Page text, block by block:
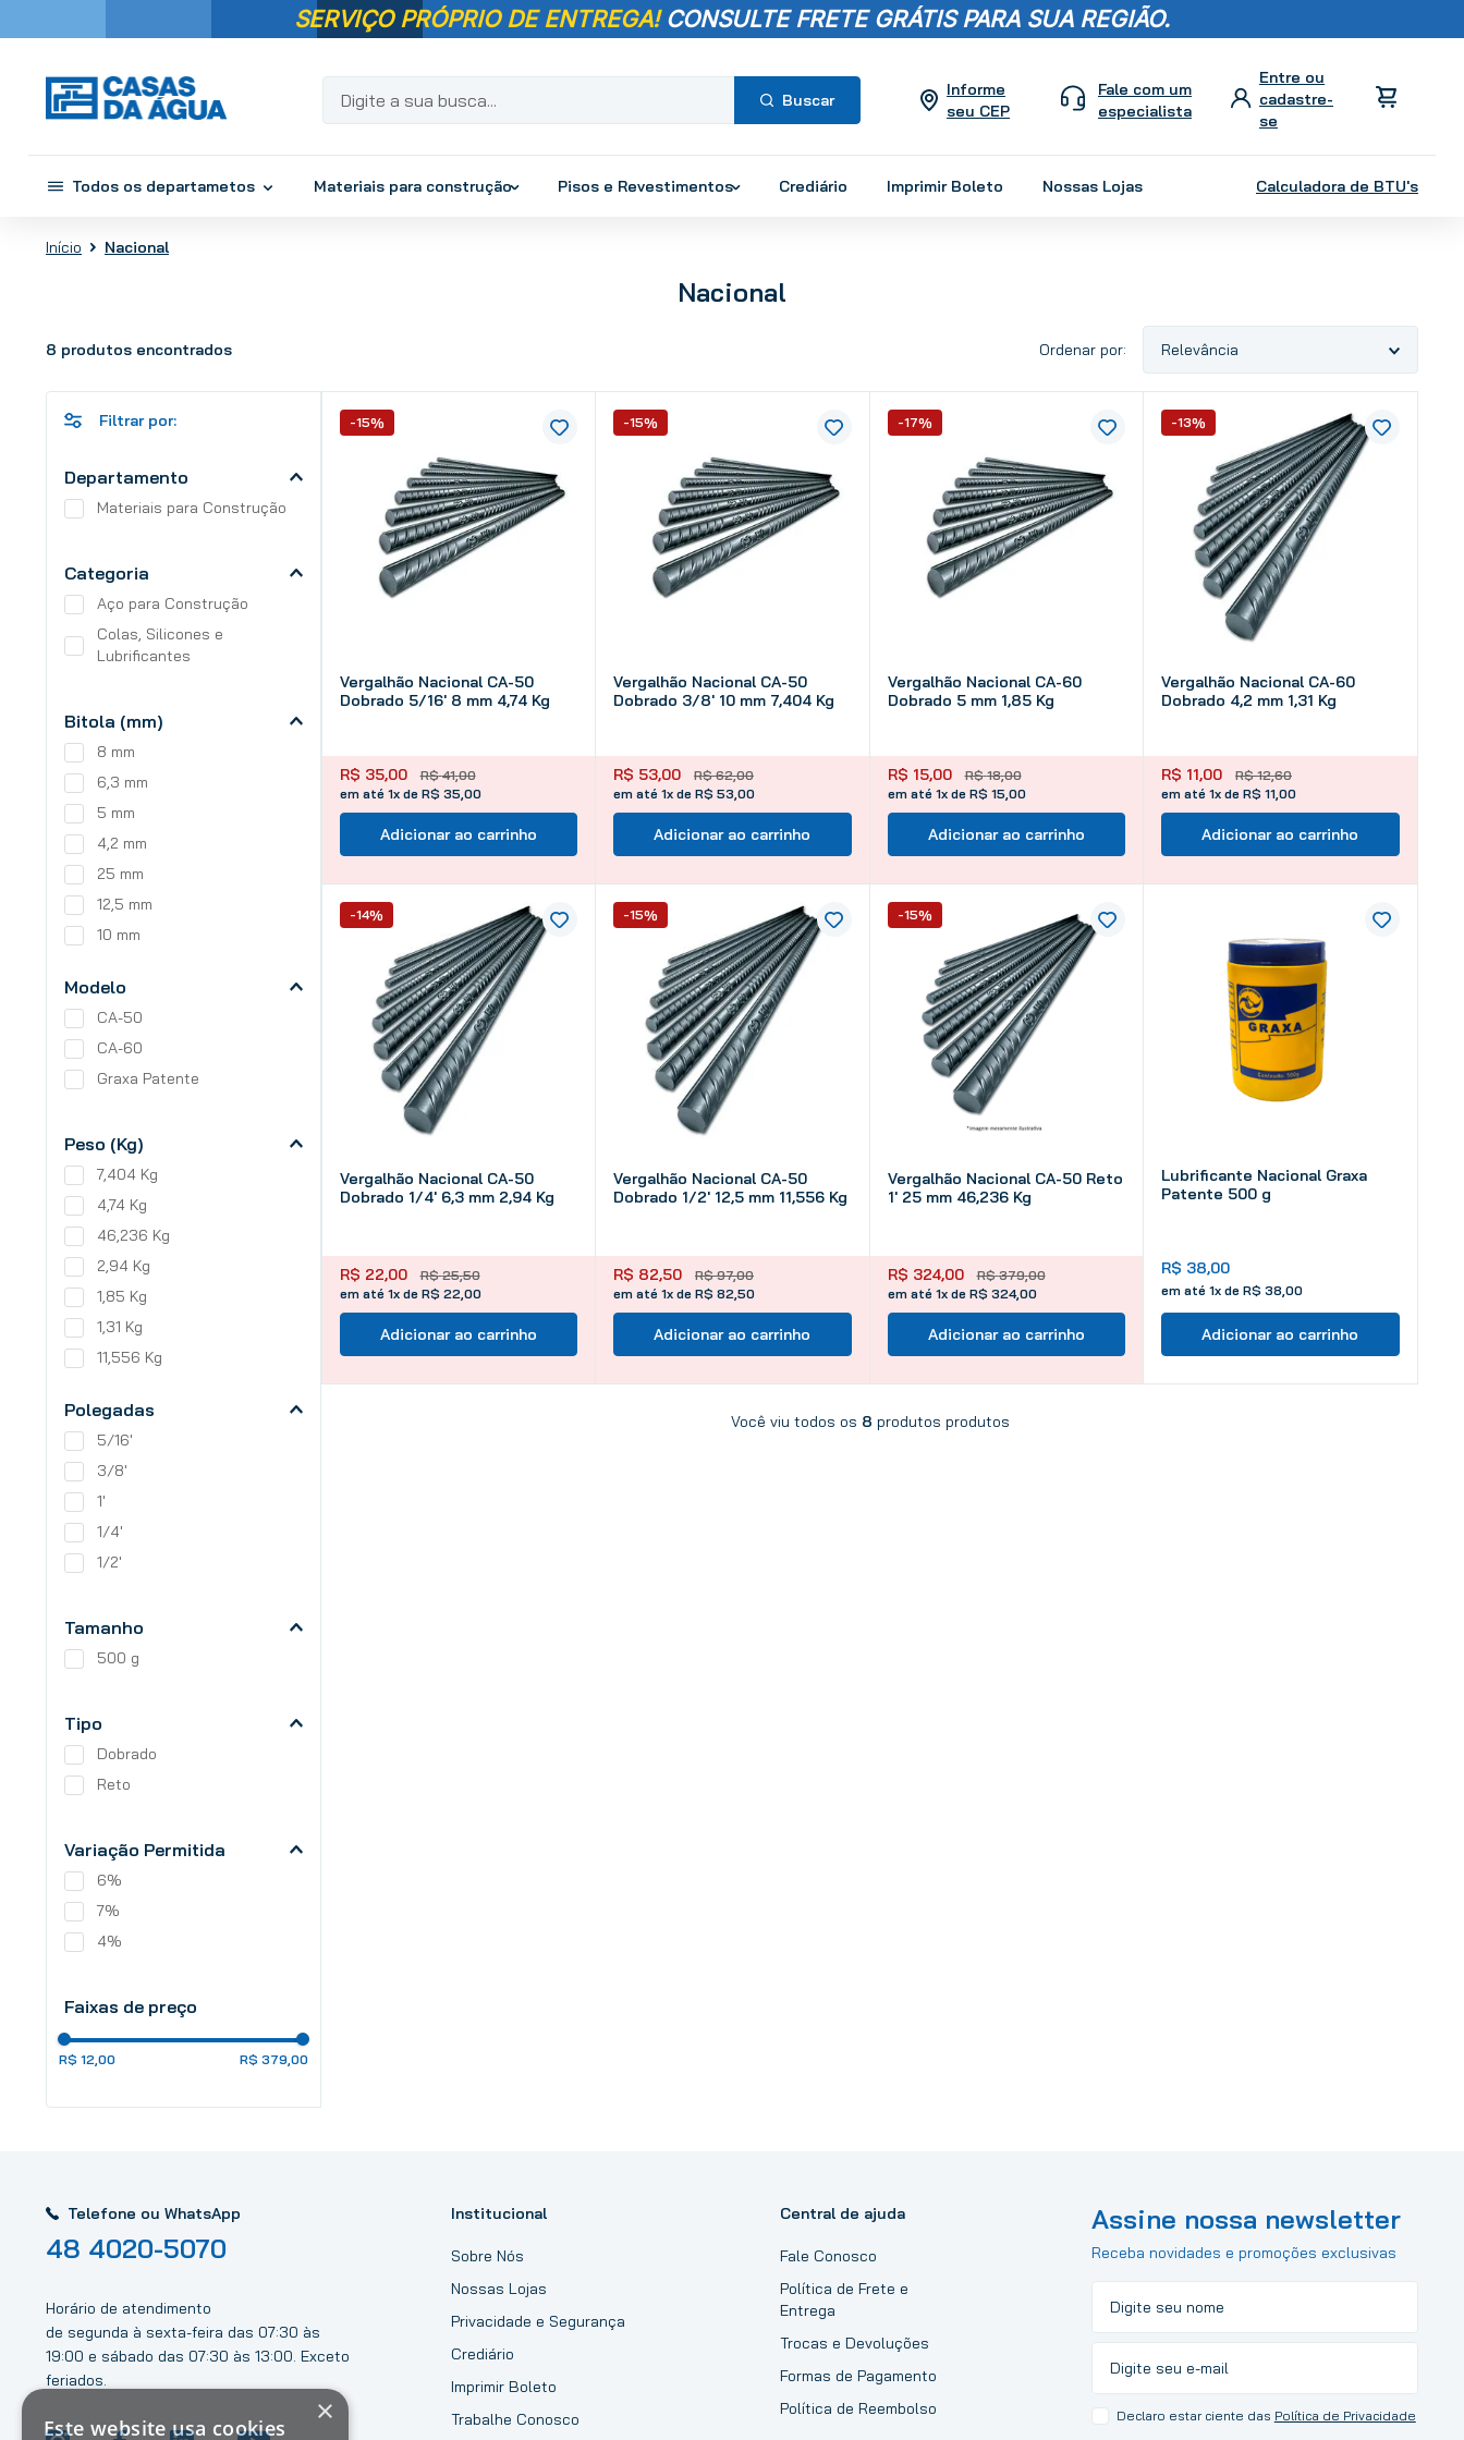
SERVIÇO PRÓPRIO DE ENTREGA! CONSULTE FRETE GRÁTIS PARA SUA REGIÃO.
Digite a sua busca...
Informe
seu CEP
Fale com um
especialista
Todos os departametos Materiais para construção Pisos e Revestimentos Crediário Imprimir Boleto Nossas Lojas Calculadora de BTU's
Nacional
Nacional
8 produtos Relevância
Departamento
Materiais para Construção
Categoria
Aço para Construção
Colas, Silicones e
Lubrificantes
Bitola (mm)
8 mm
6,3 mm
5 mm
4,2 mm
25 mm
12,5 mm
10 mm
Modelo
CA-50
CA-60
Graxa Patente
Peso (Kg)
7,404 Kg
4,74 Kg
46,236 Kg
2,94 Kg
1,85 Kg
1,31 Kg
11,556 Kg
Polegadas
5/16'
3/8'
1'
1/4'
1/2'
Tamanho
500 g
Tipo
Dobrado
Reto
Variação Permitida
6%
7%
4%
Faixas de preço
R$ 12,00 R$ 379,00
Vergalhão Nacional CA-50
Dobrado 5/16' 8 mm 4,74 Kg
R$ 41,00
R$ 35,00
em até 1x de R$ 35,00
-15%
Adicionar ao carrinho
Vergalhão Nacional CA-50
Dobrado 3/8' 10 mm 7,404 Kg
R$ 62,00
R$ 53,00
em até 1x de R$ 53,00
-15%
Adicionar ao carrinho
Vergalhão Nacional CA-60
Dobrado 5 mm 1,85 Kg
R$ 18,00
R$ 15,00
em até 1x de R$ 15,00
-17%
Adicionar ao carrinho
Vergalhão Nacional CA-60
Dobrado 4,2 mm 1,31 Kg
R$ 12,60
R$ 11,00
em até 1x de R$ 11,00
-13%
Adicionar ao carrinho
Vergalhão Nacional CA-50
Dobrado 1/4' 6,3 mm 2,94 Kg
R$ 25,50
R$ 22,00
em até 1x de R$ 22,00
-14%
Adicionar ao carrinho
Vergalhão Nacional CA-50
Dobrado 1/2' 12,5 mm 11,556 Kg
R$ 97,00
R$ 82,50
em até 1x de R$ 82,50
-15%
Adicionar ao carrinho
Vergalhão Nacional CA-50 Reto
1' 25 mm 46,236 Kg
R$ 379,00
R$ 324,00
em até 1x de R$ 324,00
-15%
Adicionar ao carrinho
Lubrificante Nacional Graxa
Patente 500 g
R$ 38,00
em até 1x de R$ 38 00
Adicionar ao carrinho
Você viu todos os 8 produtos
Telefone ou WhatsApp
48 4020-5070
Horário de atendimento
de segunda à sexta-feira das 07:30 às
19:00 e sábado das 07:30 às 13:00. Exceto
feriados.
Institucional
Sobre Nós
Nossas Lojas
Privacidade e Segurança
Crediário
Imprimir Boleto
Trabalhe Conosco
Central de ajuda
Fale Conosco
Política de Frete e
Entrega
Trocas e Devoluções
Formas de Pagamento
Política de Reembolso
Assine nossa newsletter
Receba novidades e promoções exclusivas
Declaro estar ciente das Política de Privacidade
×
Este website usa cookies
Termos mais
4 º
revestimento
7º
cimento
9º
telha
10º tinta